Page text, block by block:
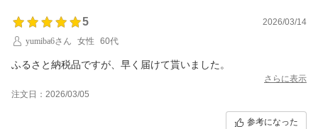
5
2026/03/14
yumiba6さん
女性 60代
ふるさと納税品ですが、早く届けて貰いました。
さらに表示
注文日：2026/03/05
参考になった